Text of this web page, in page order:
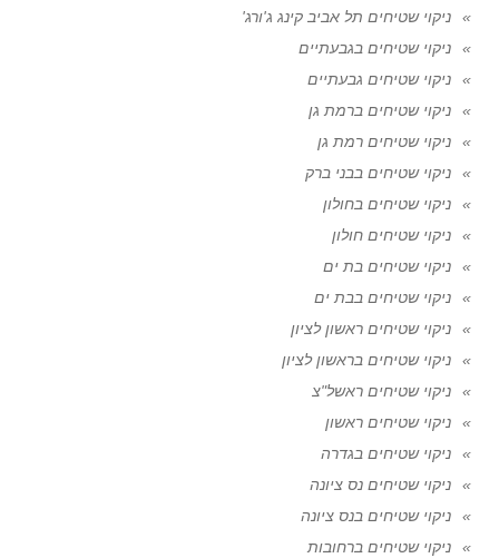
ניקוי שטיחים תל אביב קינג ג'ורג'
ניקוי שטיחים בגבעתיים
ניקוי שטיחים גבעתיים
ניקוי שטיחים ברמת גן
ניקוי שטיחים רמת גן
ניקוי שטיחים בבני ברק
ניקוי שטיחים בחולון
ניקוי שטיחים חולון
ניקוי שטיחים בת ים
ניקוי שטיחים בבת ים
ניקוי שטיחים ראשון לציון
ניקוי שטיחים בראשון לציון
ניקוי שטיחים ראשל"צ
ניקוי שטיחים ראשון
ניקוי שטיחים בגדרה
ניקוי שטיחים נס ציונה
ניקוי שטיחים בנס ציונה
ניקוי שטיחים ברחובות